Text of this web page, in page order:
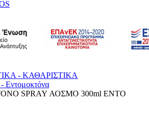
- ΚΑΘΑΡΙΣΤΙΚΑ
Εντομοκτόνα
SPRAY ΑΟΣΜΟ 300ml ENTO